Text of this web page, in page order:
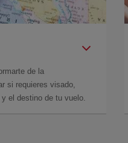
de la
si requieres visado,
el destino de tu vuelo.